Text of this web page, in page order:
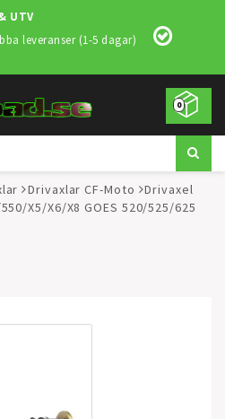
UTV
leveranser (1-5 dagar)
0
Drivaxlar CF-Moto
Drivaxel
X5/X6/X8 GOES 520/525/625